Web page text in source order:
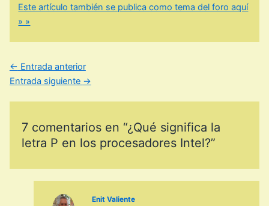
Este artículo también se publica como tema del foro aquí
» »
← Entrada anterior
Entrada siguiente →
7 comentarios en “¿Qué significa la
letra P en los procesadores Intel?”
Enit Valiente